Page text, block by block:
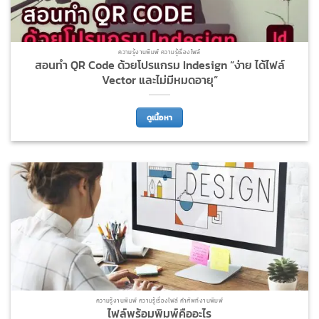
ความรู้งานพิมพ์ ความรู้เรื่องไฟล์
สอนทำ QR Code ด้วยโปรแกรม Indesign “ง่าย ได้ไฟล์
Vector และไม่มีหมดอายุ”
ดูเนื้อหา
ความรู้งานพิมพ์ ความรู้เรื่องไฟล์ คำศัพท์งานพิมพ์
ไฟล์พร้อมพิมพ์คืออะไร